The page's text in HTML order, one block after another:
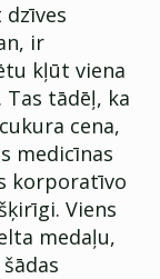
ir
kļūt viena
Tas tādēļ, ka
cena,
medicīnas
korporatīvo
Viens
medaļu,